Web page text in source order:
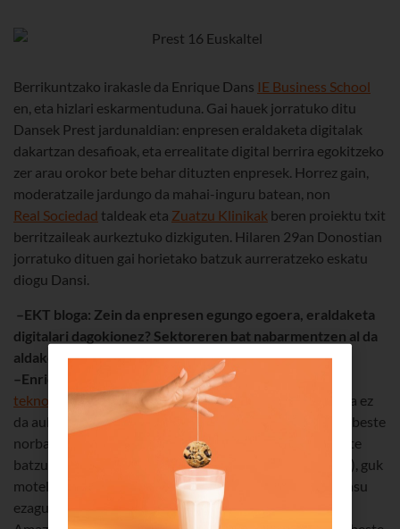
Berrikuntzako irakasle da Enrique Dans IE Business School
en, eta hizlari eskarmentuduna. Gai hauek jorratuko ditu
Dansek Prest jardunaldian: enpresen eraldaketa digitalak
dakartzan desafioak, eta errealitate digital berrira egokitzeko
zer arau orokor bete behar dituzten enpresek. Horrez gain,
moderatzaile jardungo da mahai-inguru batean, non
Real Sociedad taldeak eta Zuatzu Klinikak beren proiektu txit
berritzaileak aurkeztuko dizkiguten. Hilaren 29an Donostian
jorratuko dituen gai horietako batzuk aurreratzeko eskatu
diogu Dansi.
–EKT bloga: Zein da enpresen egungo egoera, eraldaketa
digitalari dagokionez? Sektoreren bat nabarmentzen al da
aldaketara egokitzeko duen gaitasuna dela eta?
–Enrique Dans:
Oso-oso motel ari dira berenganatzen
teknologiaenpresak, aukera bat iruditzen baitzaie. Baina ez
da aukera, premia baizik, eta ez bagara bizkor mugitzen, beste
norbaitek gure produktuen edo zerbitzuen antzeko beste
batzuk merkaturatuko ditu (lehiakorragoak, seguruenik), guk
motelegi gureganatu dugun teknologia hori erabilita. Kasu
ezagun bakoitzeko (Uber, taxiak; Facebook, egunkariak;